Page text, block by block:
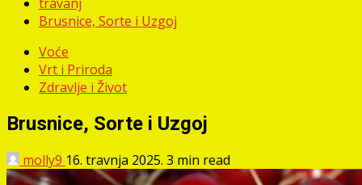
Brusnice, Sorte i Uzgoj
Voće
Vrt i Priroda
Zdravlje i Život
Brusnice, Sorte i Uzgoj
molly9 16. travnja 2025. 3 min read